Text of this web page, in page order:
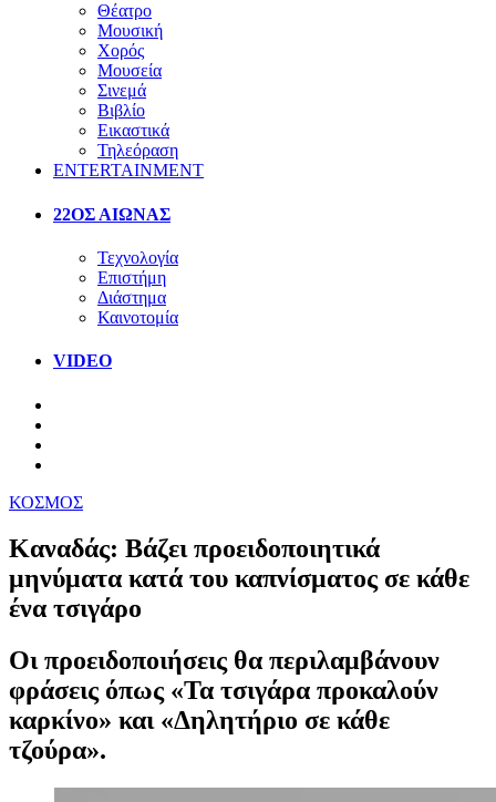
Θέατρο
Μουσική
Χορός
Μουσεία
Σινεμά
Βιβλίο
Εικαστικά
Τηλεόραση
ENTERTAINMENT
22ΟΣ ΑΙΩΝΑΣ
Τεχνολογία
Επιστήμη
Διάστημα
Καινοτομία
VIDEO
ΚΟΣΜΟΣ
Καναδάς: Βάζει προειδοποιητικά
μηνύματα κατά του καπνίσματος σε κάθε
ένα τσιγάρο
Οι προειδοποιήσεις θα περιλαμβάνουν
φράσεις όπως «Τα τσιγάρα προκαλούν
καρκίνο» και «Δηλητήριο σε κάθε
τζούρα».